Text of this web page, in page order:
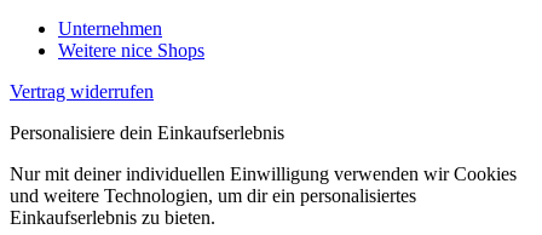
Unternehmen
Weitere nice Shops
Vertrag widerrufen
Personalisiere dein Einkaufserlebnis
Nur mit deiner individuellen Einwilligung verwenden wir Cookies
und weitere Technologien, um dir ein personalisiertes
Einkaufserlebnis zu bieten.